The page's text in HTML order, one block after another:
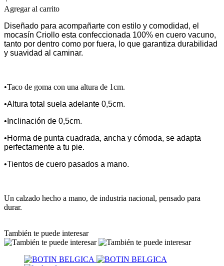
Agregar al carrito
Diseñado para acompañarte con estilo y comodidad, el
mocasín Criollo esta confeccionada 100% en cuero vacuno,
tanto por dentro como por fuera, lo que garantiza durabilidad
y suavidad al caminar.
•Taco de goma con una altura de 1cm.
•Altura total suela adelante 0,5cm.
•Inclinación de 0,5cm.
•Horma de punta cuadrada, ancha y cómoda, se adapta
perfectamente a tu pie.
•Tientos de cuero pasados a mano.
Un calzado hecho a mano, de industria nacional, pensado para
durar.
También te puede interesar